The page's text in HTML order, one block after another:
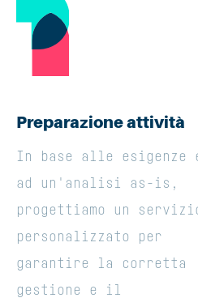
Preparazione attività
In base alle esigenze
ad un'analisi as-is,
progettiamo un
personalizzato per
garantire la corretta
gestione e il